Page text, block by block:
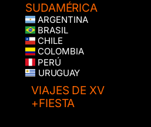
SUDAMÉRICA
ARGENTINA
BRASIL
CHILE
COLOMBIA
PERÚ
URUGUAY
VIAJES DE XV
+FIESTA